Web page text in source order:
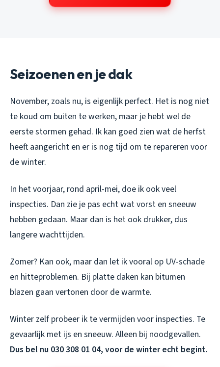
Seizoenen en je dak
November, zoals nu, is eigenlijk perfect. Het is nog niet
te koud om buiten te werken, maar je hebt wel de
eerste stormen gehad. Ik kan goed zien wat de herfst
heeft aangericht en er is nog tijd om te repareren voor
de winter.
In het voorjaar, rond april-mei, doe ik ook veel
inspecties. Dan zie je pas echt wat vorst en sneeuw
hebben gedaan. Maar dan is het ook drukker, dus
langere wachttijden.
Zomer? Kan ook, maar dan let ik vooral op UV-schade
en hitteproblemen. Bij platte daken kan bitumen
blazen gaan vertonen door de warmte.
Winter zelf probeer ik te vermijden voor inspecties. Te
gevaarlijk met ijs en sneeuw. Alleen bij noodgevallen.
Dus bel nu 030 308 01 04, voor de winter echt begint.